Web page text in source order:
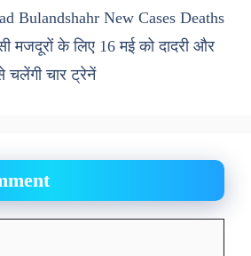
Bulandshahr New Cases Deaths
मजदूरों के लिए 16 मई को दादरी और
चार ट्रेनें